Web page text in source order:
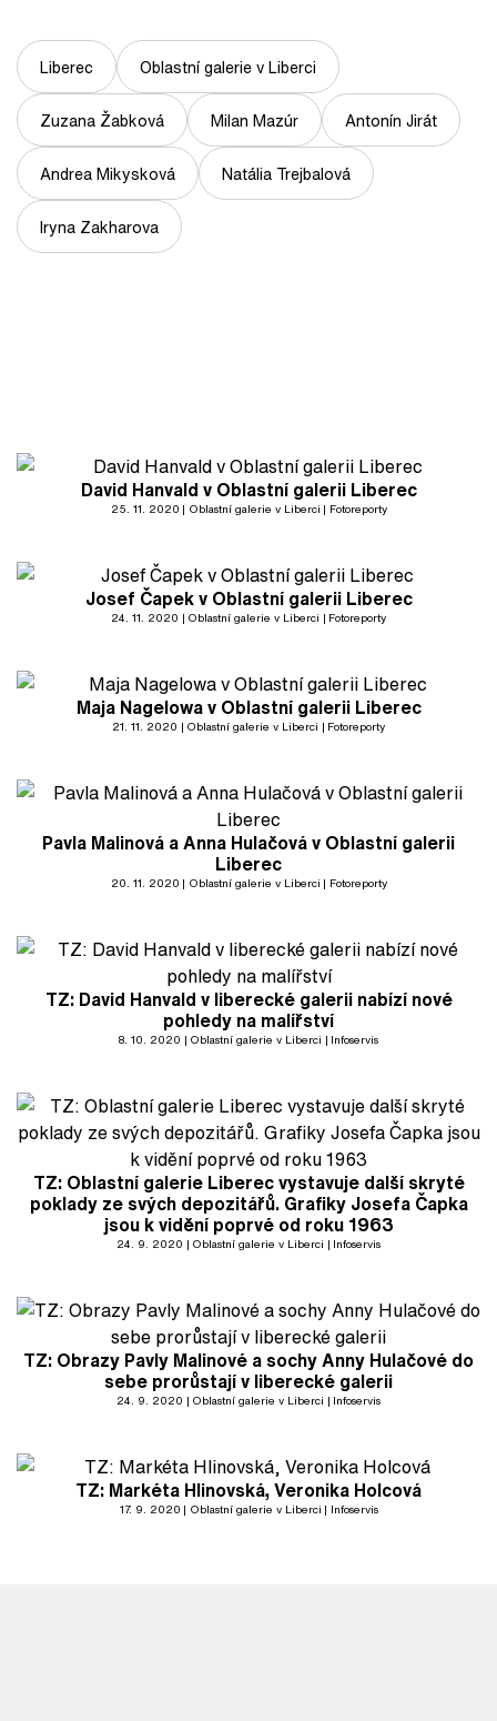
Liberec Oblastní galerie v Liberci
Zuzana Žabková Milan Mazúr Antonín Jirát
Andrea Mikysková Natália Trejbalová
Iryna Zakharova
David Hanvald v Oblastní galerii Liberec
25. 11. 2020 Oblastní galerie v Liberci Fotoreporty
Josef Čapek v Oblastní galerii Liberec
24. 11. 2020 Oblastní galerie v Liberci Fotoreporty
Maja Nagelowa v Oblastní galerii Liberec
21. 11. 2020 Oblastní galerie v Liberci Fotoreporty
Pavla Malinová a Anna Hulačová v Oblastní galerii
Liberec
20. 11. 2020 Oblastní galerie v Liberci Fotoreporty
TZ: David Hanvald v liberecké galerii nabízí nové
pohledy na malířství
8. 10. 2020 Oblastní galerie v Liberci Infoservis
TZ: Oblastní galerie Liberec vystavuje další skryté
poklady ze svých depozitářů. Grafiky Josefa Čapka
jsou k vidění poprvé od roku 1963
24. 9. 2020 Oblastní galerie v Liberci Infoservis
TZ: Obrazy Pavly Malinové a sochy Anny Hulačové do
sebe prorůstají v liberecké galerii
24. 9. 2020 Oblastní galerie v Liberci Infoservis
TZ: Markéta Hlinovská, Veronika Holcová
17. 9. 2020 Oblastní galerie v Liberci Infoservis